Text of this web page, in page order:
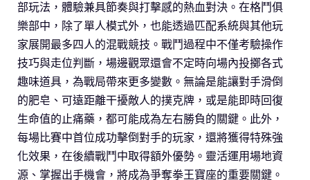
部玩法，體驗兼具節奏與打擊感的熱血對決。在格鬥俱
樂部中，除了單人模式外，也能透過匹配系統與其他玩
家展開最多四人的混戰競技。戰鬥過程中不僅考驗操作
技巧與走位判斷，場邊觀眾還會不定時向場內投擲各式
趣味道具，為戰局帶來更多變數。無論是能讓對手滑倒
的肥皂、可遠距離干擾敵人的撲克牌，或是能即時回復
生命值的止痛藥，都可能成為左右勝負的關鍵。此外，
每場比賽中首位成功擊倒對手的玩家，還將獲得特殊強
化效果，在後續戰鬥中取得額外優勢。靈活運用場地資
源、掌握出手機會，將成為爭奪拳王寶座的重要關鍵。